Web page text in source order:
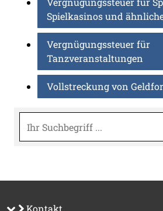
Spielkasinos und
Vergnügungssteuer für
Tanzveranstaltungen
Vollstreckung von
Suche
Kontakt